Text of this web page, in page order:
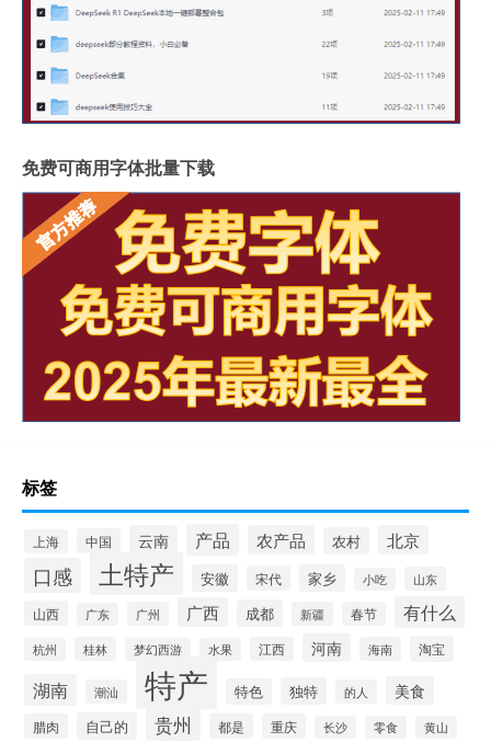
免费可商用字体批量下载
标签
上海 中国 云南 产品 农产品 农村 北京
口感 土特产 安徽 宋代 家乡 小吃 山东
山西 广东 广州 广西 成都 新疆 春节 有什么
杭州 桂林 梦幻西游 水果 江西 河南 海南 淘宝
湖南 潮汕 特产 特色 独特 的人 美食
腊肉 自己的 贵州 都是 重庆 长沙 零食 黄山